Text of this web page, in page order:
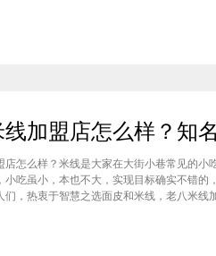
庞大的市场需求吸引了众多想要入行的投资
店怎么样？米线是大家在大街小巷常见的小
小吃虽小，本也不大，实现目标确实不错的
们，热衷于智慧之选面皮和米线，老八米线
不陌生，在传统的基础上，根据自己的经营